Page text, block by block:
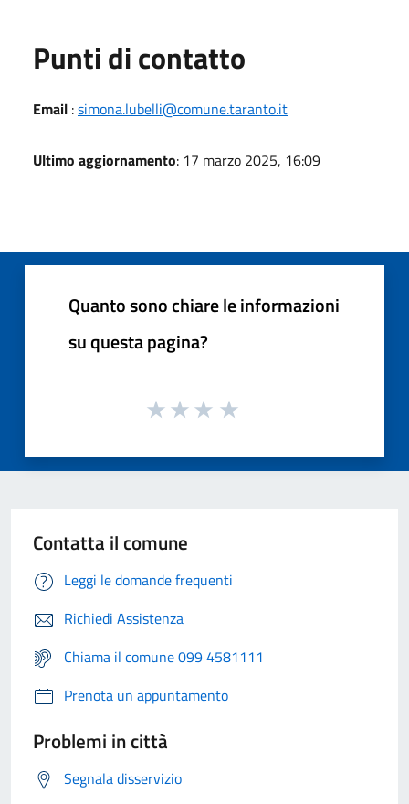
Punti di contatto
Email :simona.lubelli@comune.taranto.it
Ultimo aggiornamento: 17 marzo 2025, 16:09
Quanto sono chiare le informazioni
su questa pagina?
Contatta il comune
Leggi le domande frequenti
Richiedi Assistenza
Chiama il comune 099 4581111
Prenota un appuntamento
Problemi in città
Segnala disservizio